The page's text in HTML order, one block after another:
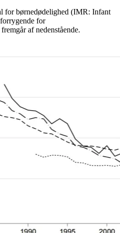
for børnedødelighed (IMR: Infant
for
af nedenstående.